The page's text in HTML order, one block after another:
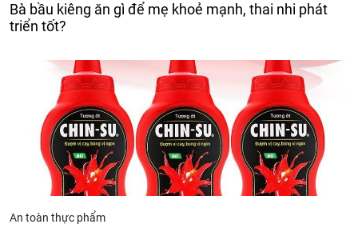
Bà bầu kiêng ăn gì để mẹ khoẻ mạnh, thai nhi phát
triển tốt?
An toàn thực phẩm